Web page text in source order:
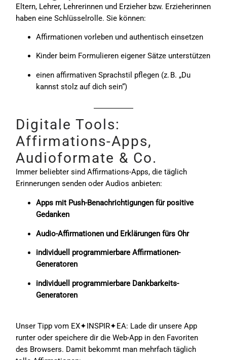
Eltern, Lehrer, Lehrerinnen und Erzieher bzw. Erzieherinnen
haben eine Schlüsselrolle. Sie können:
Affirmationen vorleben und authentisch einsetzen
Kinder beim Formulieren eigener Sätze unterstützen
einen affirmativen Sprachstil pflegen (z. B. „Du
kannst stolz auf dich sein“)
Digitale Tools:
Affirmations-Apps,
Audioformate & Co.
Immer beliebter sind Affirmations-Apps, die täglich
Erinnerungen senden oder Audios anbieten:
Apps mit Push-Benachrichtigungen für positive
Gedanken
Audio-Affirmationen und Erklärungen fürs Ohr
individuell programmierbare Affirmationen-
Generatoren
individuell programmierbare Dankbarkeits-
Generatoren
Unser Tipp vom EX✦INSPIR✦EA: Lade dir unsere App
runter oder speichere dir die Web-App in den Favoriten
des Browsers. Damit bekommt man mehrfach täglich